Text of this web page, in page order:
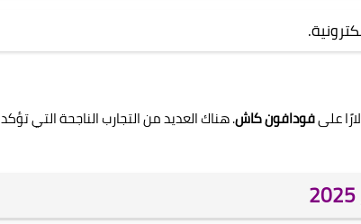
فودافون كاش. هناك العديد من التجارب الناجحة التي تؤكد